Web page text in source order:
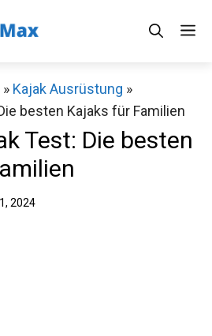
» Kajak Ausrüstung »
besten Kajaks für Familien
Test: Die besten
2024